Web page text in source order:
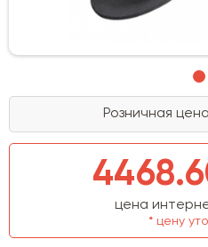
Розничная
цена
* цену